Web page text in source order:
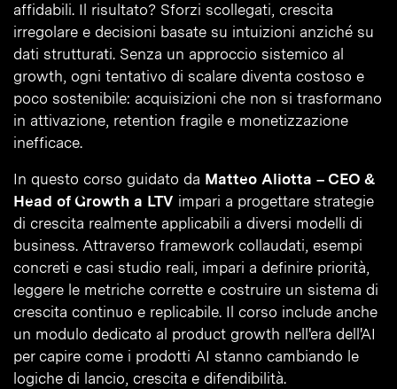
affidabili. Il risultato? Sforzi scollegati, crescita
irregolare e decisioni basate su intuizioni anziché su
dati strutturati. Senza un approccio sistemico al
growth, ogni tentativo di scalare diventa costoso e
poco sostenibile: acquisizioni che non si trasformano
in attivazione, retention fragile e monetizzazione
inefficace.
In questo corso guidato da Matteo Aliotta – CEO &
Head of Growth a LTV impari a progettare strategie
di crescita realmente applicabili a diversi modelli di
business. Attraverso framework collaudati, esempi
concreti e casi studio reali, impari a definire priorità,
leggere le metriche corrette e costruire un sistema di
crescita continuo e replicabile. Il corso include anche
un modulo dedicato al product growth nell'era dell'AI
per capire come i prodotti AI stanno cambiando le
logiche di lancio, crescita e difendibilità.